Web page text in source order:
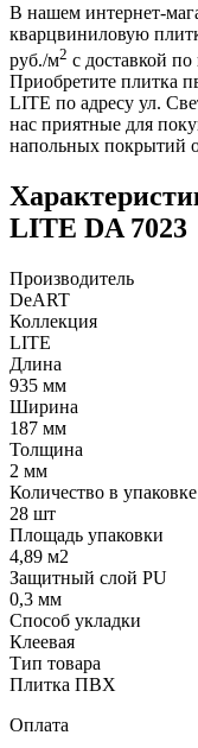
В нашем интернет-
кварцвиниловую
руб./м2 с доставкой
Приобретите плитка
LITE по адресу ул.
нас приятные для
напольных покрытий
LITE DA 7023
Производитель
DeART
Коллекция
LITE
Длина
935 мм
Ширина
187 мм
Толщина
2 мм
Количество в упаковке
28 шт
Площадь упаковки
4,89 м2
Защитный слой PU
0,3 мм
Способ укладки
Клеевая
Тип товара
Плитка ПВХ
Оплата